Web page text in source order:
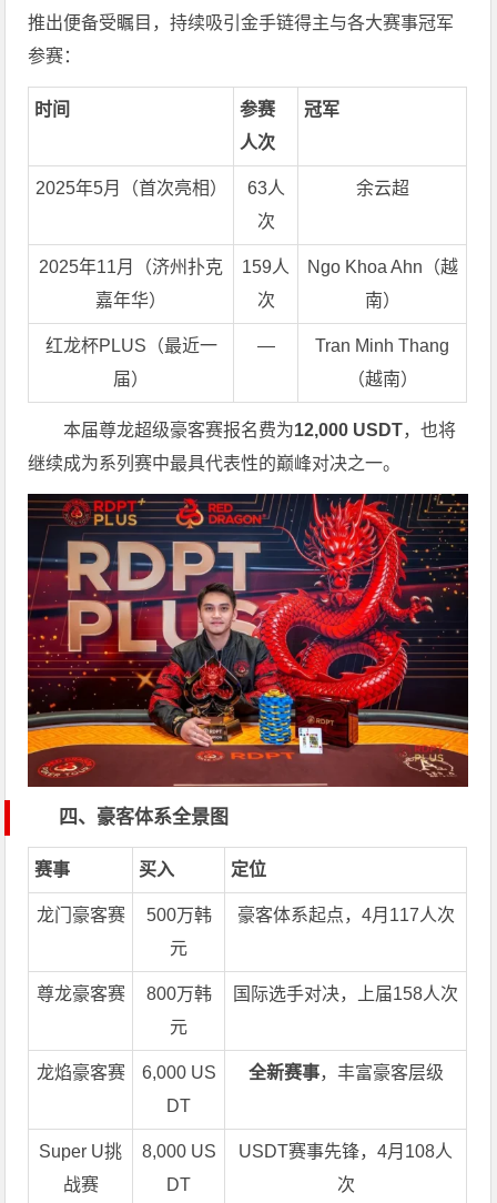
推出便备受瞩目，持续吸引金手链得主与各大赛事冠军
参赛：
时间
参赛
人次
冠军
2025年5月（首次亮相）
63人
次
余云超
2025年11月（济州扑克
嘉年华）
159人
次
Ngo Khoa Ahn（越
南）
红龙杯PLUS（最近一
届）
—
Tran Minh Thang
（越南）
本届尊龙超级豪客赛报名费为12,000 USDT，也将
继续成为系列赛中最具代表性的巅峰对决之一。
四、豪客体系全景图
赛事 买入 定位
龙门豪客赛
500万韩
元
豪客体系起点，4月117人次
尊龙豪客赛
800万韩
元
国际选手对决，上届158人次
龙焰豪客赛
6,000 US
DT
全新赛事，丰富豪客层级
Super U挑
战赛
8,000 US
DT
USDT赛事先锋，4月108人
次